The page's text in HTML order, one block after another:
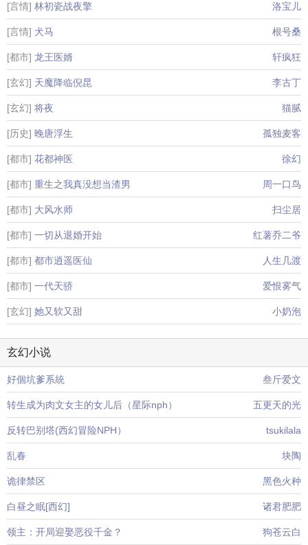
[言情] 林初瓷战夜擎 洛宝儿
[言情] 犬马 根号桑
[都市] 龙王医婿 轩疯狂
[玄幻] 天魔降临倪昆 李古丁
[玄幻] 将夜 猫腻
[历史] 晚唐浮生 孤独麦客
[都市] 花都神医 徐幻
[都市] 重生之我真没想当渣男 周一口鸟
[都市] 大风水师 扫尘居
[都市] 一切从退婚开始 红薯乔二爷
[都市] 都市逍遥医仙 人生几渡
[都市] 一代天骄 爱恨雾气
[玄幻] 她又软又甜 小奶泡
玄幻小说
好個坑爹系統 叁斤爱文
转生成为肉文女主的女儿后（星际nph） 五更天的光
反转巴别塔(西幻冒险NPH） tsukilala
乱春 块陶
诡律禁区 黑色火种
白昼之眠[西幻] 诸君肥肥
领主：开局迎娶恶役千金？ 狗苍云白